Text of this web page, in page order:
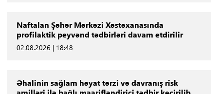
Naftalan Şəhər Mərkəzi Xəstəxanasında
profilaktik peyvənd tədbirləri davam etdirilir
02.08.2026 | 18:48
Əhalinin sağlam həyat tərzi və davranış risk